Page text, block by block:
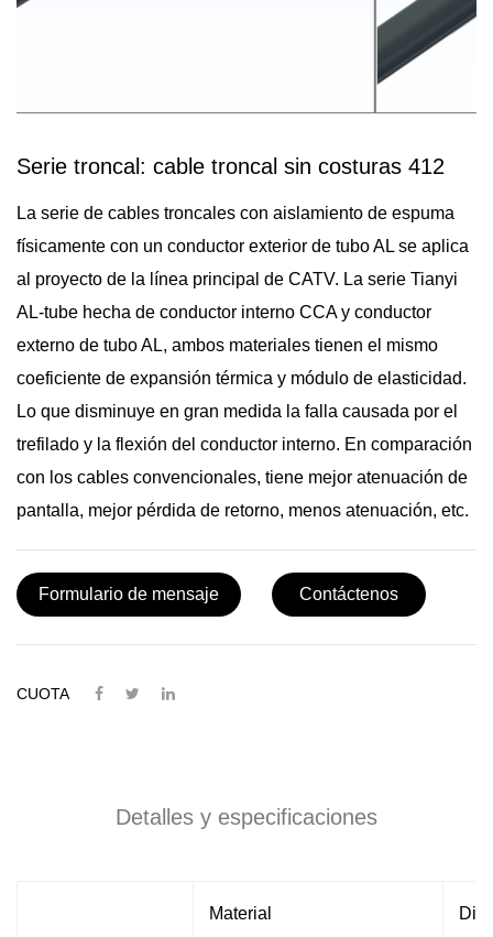
Serie troncal: cable troncal sin costuras 412
La serie de cables troncales con aislamiento de espuma
físicamente con un conductor exterior de tubo AL se aplica
al proyecto de la línea principal de CATV. La serie Tianyi
AL-tube hecha de conductor interno CCA y conductor
externo de tubo AL, ambos materiales tienen el mismo
coeficiente de expansión térmica y módulo de elasticidad.
Lo que disminuye en gran medida la falla causada por el
trefilado y la flexión del conductor interno. En comparación
con los cables convencionales, tiene mejor atenuación de
pantalla, mejor pérdida de retorno, menos atenuación, etc.
Formulario de mensaje Contáctenos
CUOTA
Detalles y especificaciones
Material